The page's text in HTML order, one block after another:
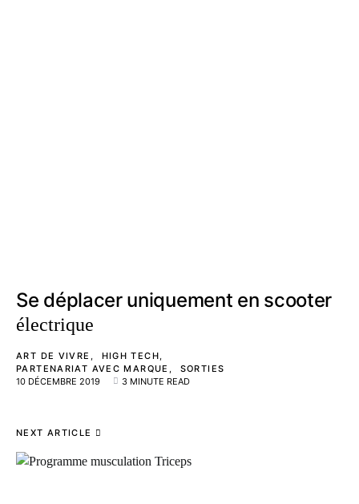
Se déplacer uniquement en scooter
électrique
ART DE VIVRE
HIGH TECH
PARTENARIAT AVEC MARQUE
SORTIES
10 DÉCEMBRE 2019
3 MINUTE READ
NEXT ARTICLE